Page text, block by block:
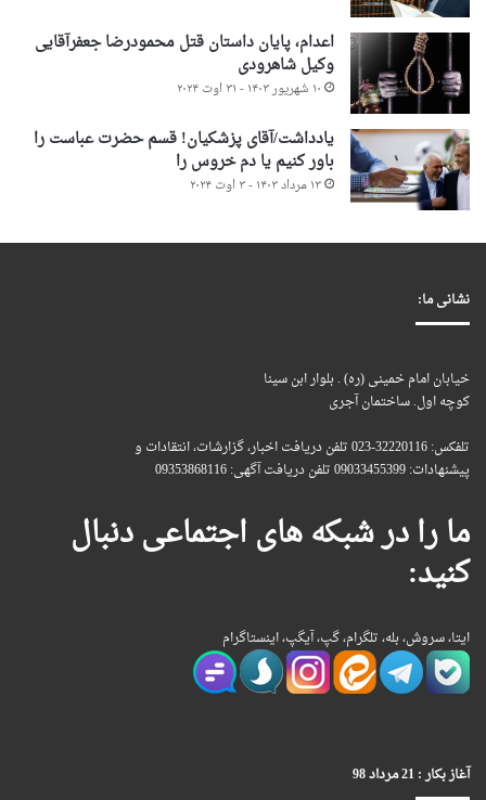
اعدام، پایان داستان قتل محمودرضا جعفرآقایی
وکیل شاهرودی
۱۰ شهریور ۱۴۰۳ - ۳۱ اوت ۲۰۲۴
یادداشت/آقای پزشکیان! قسم حضرت عباست را
باور کنیم یا دم خروس را
۱۳ مرداد ۱۴۰۳ - ۳ اوت ۲۰۲۴
نشانی ما:
خیابان امام خمینی (ره) . بلوار ابن سینا
کوچه اول. ساختمان آجری
تلفکس: 32220116-023 تلفن دریافت اخبار، گزارشات، انتقادات و
پیشنهادات: 09033455399 تلفن دریافت آگهی: 09353868116
ما را در شبکه های اجتماعی دنبال
کنید:
ایتا، سروش، بله، تلگرام، گپ، آیگپ، اینستاگرام
آغاز بکار : 21 مرداد 98